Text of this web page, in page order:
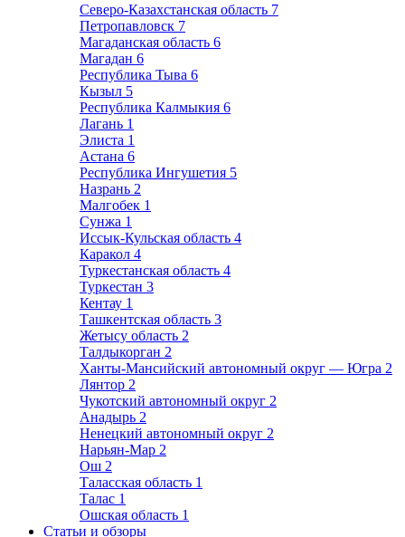
Северо-Казахстанская область 7
Петропавловск 7
Магаданская область 6
Магадан 6
Республика Тыва 6
Кызыл 5
Республика Калмыкия 6
Лагань 1
Элиста 1
Астана 6
Республика Ингушетия 5
Назрань 2
Малгобек 1
Сунжа 1
Иссык-Кульская область 4
Каракол 4
Туркестанская область 4
Туркестан 3
Кентау 1
Ташкентская область 3
Жетысу область 2
Талдыкорган 2
Ханты-Мансийский автономный округ — Югра 2
Лянтор 2
Чукотский автономный округ 2
Анадырь 2
Ненецкий автономный округ 2
Нарьян-Мар 2
Ош 2
Таласская область 1
Талас 1
Ошская область 1
Статьи и обзоры